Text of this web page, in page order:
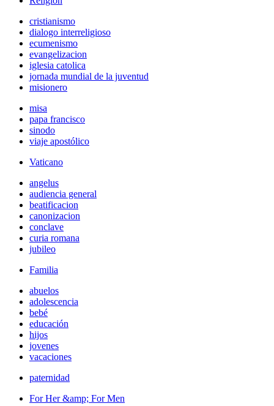
cristianismo
dialogo interreligioso
ecumenismo
evangelizacion
iglesia catolica
jornada mundial de la juventud
misionero
misa
papa francisco
sinodo
viaje apostólico
Vaticano
angelus
audiencia general
beatificacion
canonizacion
conclave
curia romana
jubileo
Familia
abuelos
adolescencia
bebé
educación
hijos
jovenes
vacaciones
paternidad
For Her &amp; For Men